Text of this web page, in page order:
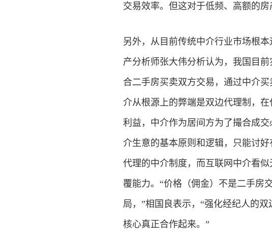
交易效率。但这对于低频、高额的房
另外，从目前传统中介行业市场根
产分析师张大伟分析认为，我国目
合二手房买卖双方交易，通过中介
介从根源上的弊端是双边代理制，
利益，中介作为居间方为了撮合成
介生意的基本原则和逻辑，只能讨
代理的中介制度，而互联网中介看
覆能力。“价格（佣金）不是二手房
局，”相国良表示，“强化经纪人的
核心真正合作起来。”